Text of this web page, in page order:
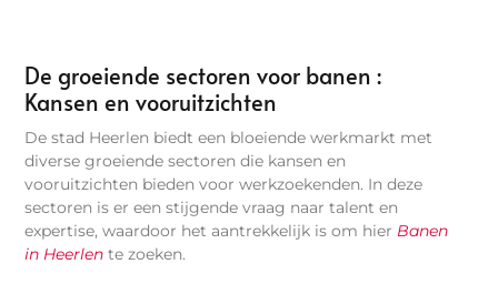
De groeiende sectoren voor banen :
Kansen en vooruitzichten
De stad Heerlen biedt een bloeiende werkmarkt met
diverse groeiende sectoren die kansen en
vooruitzichten bieden voor werkzoekenden. In deze
sectoren is er een stijgende vraag naar talent en
expertise, waardoor het aantrekkelijk is om hier Banen
in Heerlen te zoeken.